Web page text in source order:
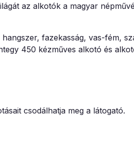
az alkotók a magyar
fazekasság, vas-fém,
450 kézműves alkotó és
csodálhatja meg a látogató.